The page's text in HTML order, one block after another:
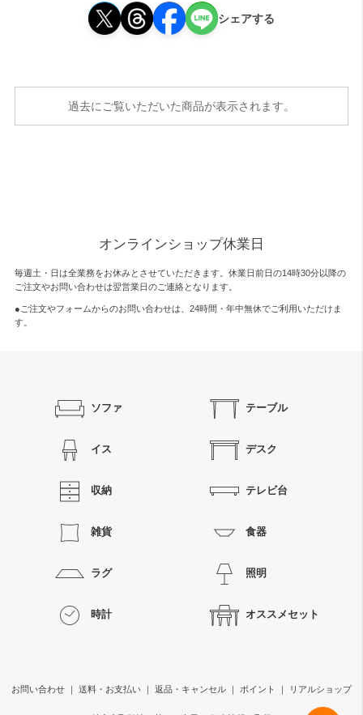
シェアする
過去にご覧いただいた商品が表示されます。
オンラインショップ休業日
毎週土・日は全業務をお休みとさせていただきます。休業日前日の14時30分以降の
ご注文やお問い合わせは翌営業日のご連絡となります。
●ご注文やフォームからのお問い合わせは、 24時間・年中無休でご利用いただけま
す。
ソファ テーブル
イス デスク
収納 テレビ台
雑貨 食器
ラグ 照明
時計 オススメセット
お問い合わせ ｜ 送料・お支払い ｜ 返品・キャンセル ｜ ポイント ｜ リアルショップ